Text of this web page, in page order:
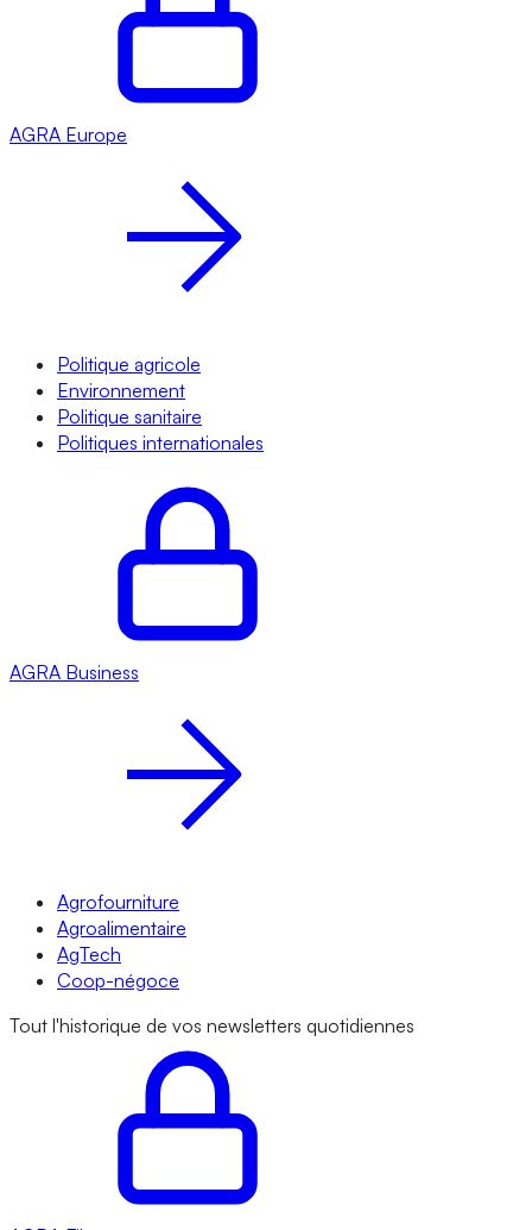
AGRA Europe
Politique agricole
Environnement
Politique sanitaire
Politiques internationales
AGRA Business
Agrofourniture
Agroalimentaire
AgTech
Coop-négoce
Tout l'historique de vos newsletters quotidiennes